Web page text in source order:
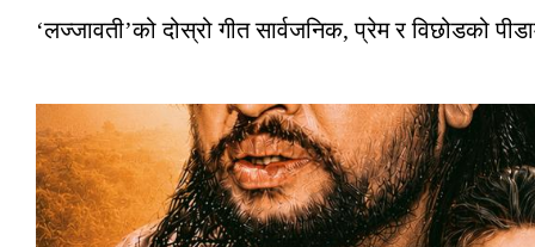
‘लज्जावती’को दोस्रो गीत सार्वजनिक, प्रेम र विछोडको